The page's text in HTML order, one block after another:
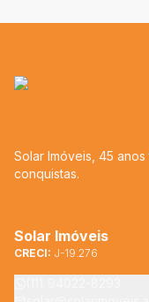
Solar Imóveis, 45
conquistas.
Solar Imóveis
CRECI: J-19.276